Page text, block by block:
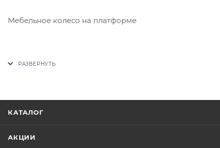
Мебельное колесо на платформе
заказ был получен.
КАТАЛОГ
АКЦИИ